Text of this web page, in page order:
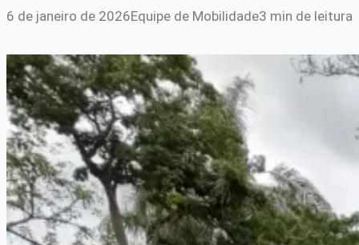
6 de janeiro de 2026Equipe de Mobilidade3 min de leitura